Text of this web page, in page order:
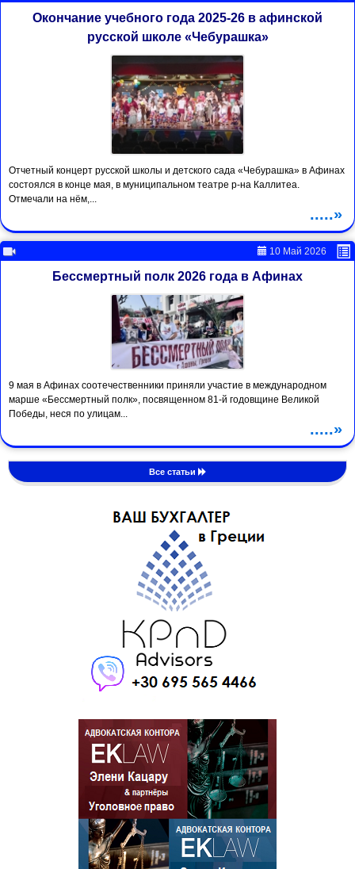
Окончание учебного года 2025-26 в афинской
русской школе «Чебурашка»
Отчетный концерт русской школы и детского сада «Чебурашка» в Афинах
состоялся в конце мая, в муниципальном театре р-на Каллитеа.
Отмечали на нём,...
.....»
10 Май 2026
Бессмертный полк 2026 года в Афинах
9 мая в Афинах соотечественники приняли участие в международном
марше «Бессмертный полк», посвященном 81-й годовщине Великой
Победы, неся по улицам...
.....»
Все статьи